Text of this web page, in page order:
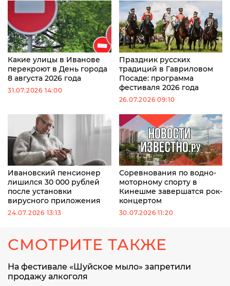
Какие улицы в Иванове
перекроют в День города
8 августа 2026 года
31.07.2026 14:00
Праздник русских
традиций в Гавриловом
Посаде: программа
фестиваля 2026 года
26.07.2026 09:10
Ивановский пенсионер
лишился 30 000 рублей
после установки
вирусного приложения
24.07.2026 13:13
Соревнования по водно-
моторному спорту в
Кинешме завершатся рок-
концертом
30.07.2026 11:20
СМОТРИТЕ ТАКЖЕ
На фестивале «Шуйское мыло» запретили
продажу алкоголя